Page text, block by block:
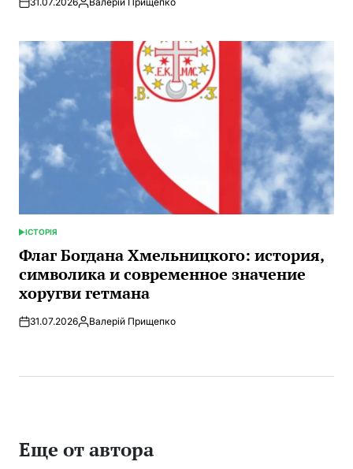
Запись
ОПУБЛИКОВАНО
В
ІСТОРІЯ
Флаг Богдана Хмельницкого: история,
символика и современное значение
хоругви гетмана
31.07.2026Запись
Валерій Прищепко
Еще от автора